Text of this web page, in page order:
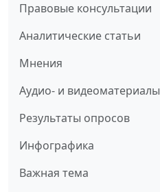
Правовые консультации
Аналитические статьи
Мнения
Аудио- и видеоматериалы
Результаты опросов
Инфографика
Важная тема